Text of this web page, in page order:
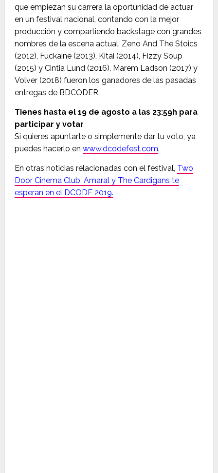
que empiezan su carrera la oportunidad de actuar
en un festival nacional, contando con la mejor
producción y compartiendo backstage con grandes
nombres de la escena actual. Zeno And The Stoics
(2012), Fuckaine (2013), Kitai (2014), Fizzy Soup
(2015) y Cintia Lund (2016), Marem Ladson (2017) y
Volver (2018) fueron los ganadores de las pasadas
entregas de BDCODER.
Tienes hasta el 19 de agosto a las 23:59h para
participar y votar
Si quieres apuntarte o simplemente dar tu voto, ya
puedes hacerlo en www.dcodefest.com.
En otras noticias relacionadas con el festival, Two
Door Cinema Club, Amaral y The Cardigans te
esperan en el DCODE 2019.